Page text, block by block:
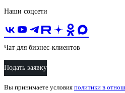
Наши соцсети
Чат для бизнес-клиентов
Подать заявку
Вы принимаете условия политики в